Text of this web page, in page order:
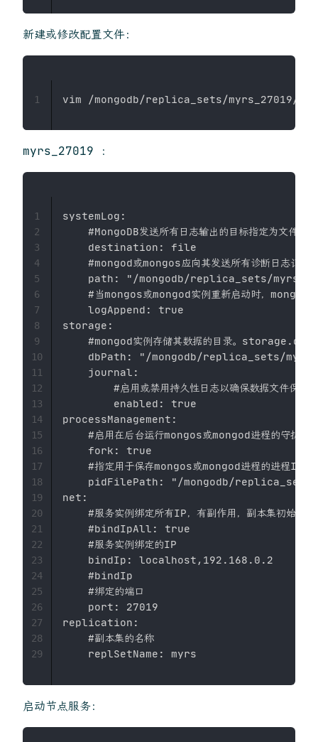
新建或修改配置文件：
1
myrs_27019 ：
systemLog:
    #MongoDB发送所有日志输出的目标指定为文件
    destination: file
#mongod或mongos应向其发送所有诊断日志记录信
path: "/mongodb/replica_sets/
#当mongos或mongod实例重新启动时，mongos或
    logAppend: true
storage:
#mongod实例存储其数据的目录。
dbPath: "/mongodb/replica_sets/
    journal:
#启用或禁用持久性日志以确保数据文件保持
        enabled: true
processManagement:
#启用在后台运行mongos或mongod进程的守护进
    fork: true
#指定用于保存mongos或mongod进程的进程ID
pidFilePath: "/mongodb/
net:
#服务实例绑定所有IP，有副作用，副本集初始化
    #bindIpAll: true
    #服务实例绑定的IP
    bindIp: localhost,192.168.0.2
    #bindIp
    #绑定的端口
    port: 27019
replication:
    #副本集的名称
1
2
3
4
5
6
7
8
9
10
11
12
13
14
15
16
17
18
19
20
21
22
23
24
25
26
27
28
29
启动节点服务：